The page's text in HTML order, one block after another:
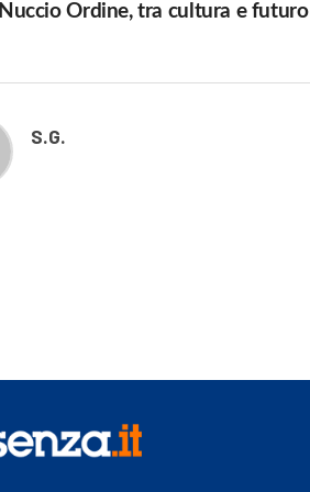
Nuccio Ordine, tra cultura e futuro
S.G.